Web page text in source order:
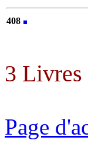
408
3 Livres
Page